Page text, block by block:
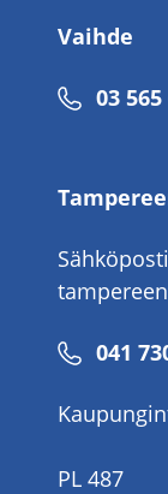
Vaihde
03 565
Sähköposti
041
PL 487